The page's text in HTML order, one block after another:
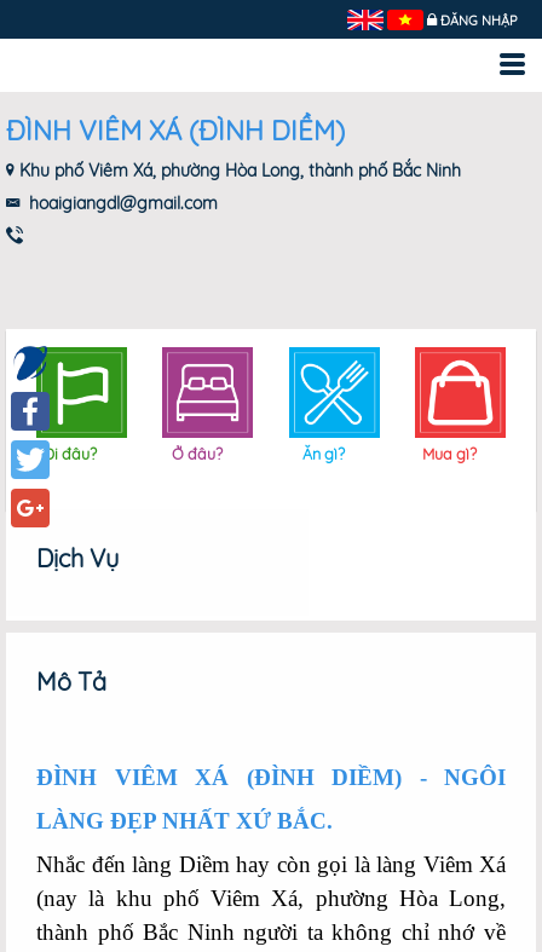
ĐĂNG NHẬP
Facebook
Twitter
Google+
ĐÌNH VIÊM XÁ (ĐÌNH DIỀM)
Khu phố Viêm Xá, phường Hòa Long, thành phố Bắc Ninh
hoaigiangdl@gmail.com
Đi đâu? Ở đâu? Ăn gì? Mua gì?
Dịch Vụ
Mô Tả
ĐÌNH VIÊM XÁ (ĐÌNH DIỀM) - NGÔI
LÀNG ĐẸP NHẤT XỨ BẮC.
Nhắc đến làng Diềm hay còn gọi là làng Viêm Xá
(nay là khu phố Viêm Xá, phường Hòa Long,
thành phố Bắc Ninh người ta không chỉ nhớ về